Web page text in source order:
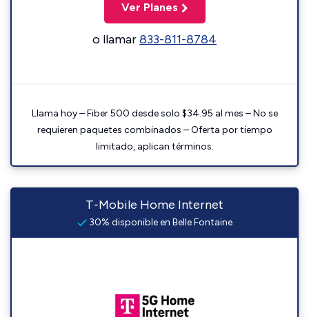
Ver Planes
o llamar833-811-8784
Llama hoy – Fiber 500 desde solo $34.95 al mes – No se
requieren paquetes combinados – Oferta por tiempo
limitado, aplican términos.
T-Mobile Home Internet
30% disponible en Belle Fontaine